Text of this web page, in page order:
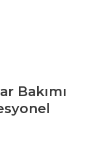
Bakımı